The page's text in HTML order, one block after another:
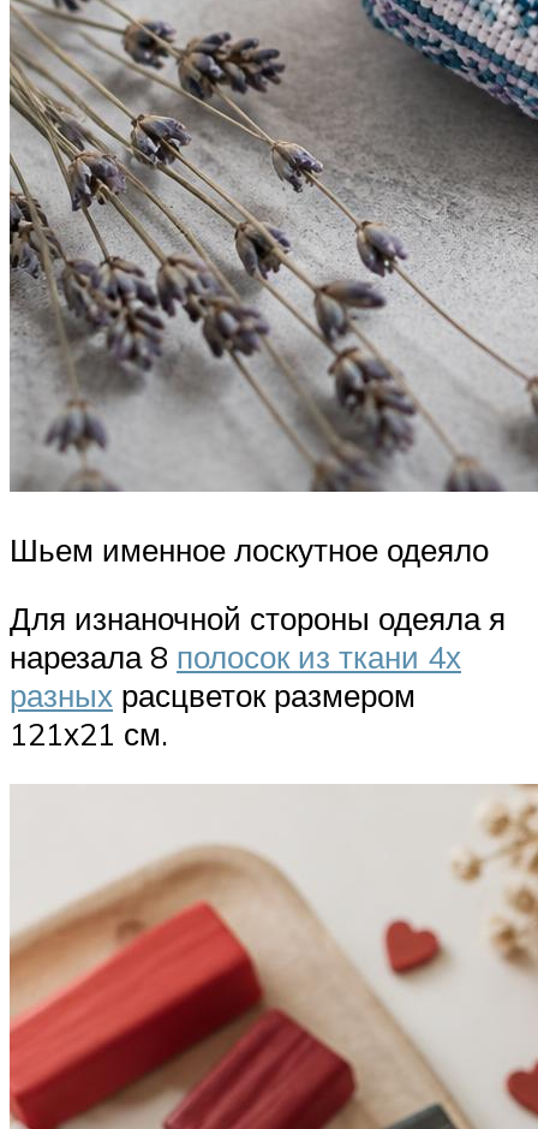
Шьем именное лоскутное одеяло
Для изнаночной стороны одеяла я
нарезала 8 полосок из ткани 4х
разных расцветок размером
121х21 см.